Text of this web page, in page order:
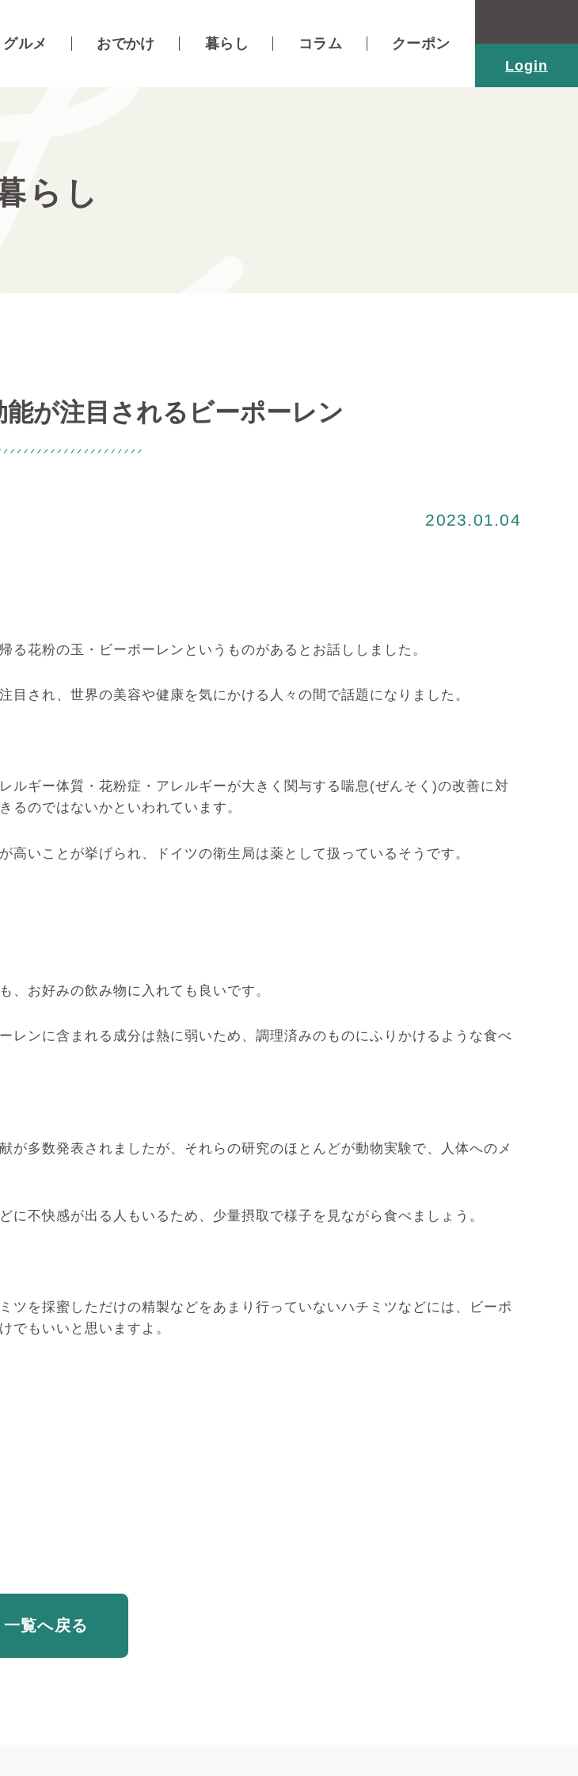
グルメ おでかけ 暮らし コラム
クーポン
Login
らし
が注目されるビーポーレン
2023.01.04
花粉の玉・ビーポーレンというものがあるとお話ししました。
され、世界の美容や健康を気にかける人々の間で話題になりました。
ルギー体質・花粉症・アレルギーが大きく関与する喘息(ぜんそく)の改善に対
るのではないかといわれています。
いことが挙げられ、ドイツの衛生局は薬として扱っているそうです。
お好みの飲み物に入れても良いです。
ンに含まれる成分は熱に弱いため、調理済みのものにふりかけるような食べ
多数発表されましたが、それらの研究のほとんどが動物実験で、人体へのメ
不快感が出る人もいるため、少量摂取で様子を見ながら食べましょう。
を採蜜しただけの精製などをあまり行っていないハチミツなどには、ビーポ
でもいいと思いますよ。
一覧へ戻る